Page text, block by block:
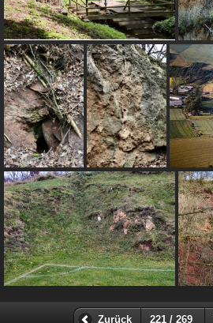
Zurück 221 / 269